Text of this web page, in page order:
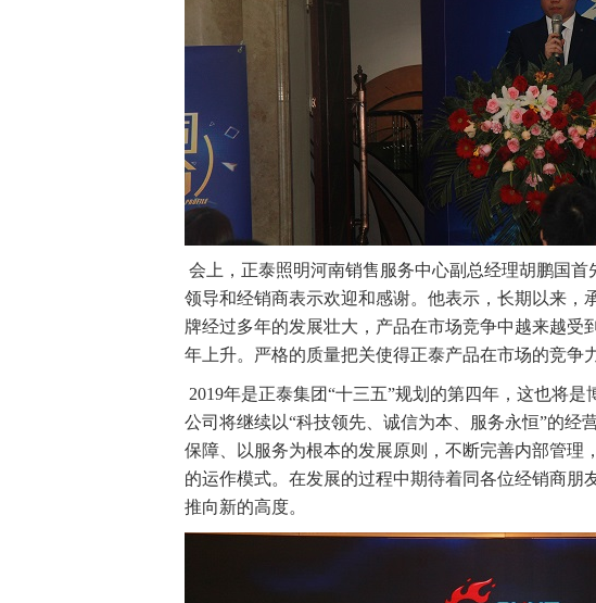
会上，正泰照明河南销售服务中心副总经理胡鹏国
领导和经销商表示欢迎和感谢。他表示，长期以来，
牌经过多年的发展壮大，产品在市场竞争中越来越受
年上升。严格的质量把关使得正泰产品在市场的竞争
2019年是正泰集团“十三五”规划的第四年，这也将
公司将继续以“科技领先、诚信为本、服务永恒”的经
保障、以服务为根本的发展原则，不断完善内部管理
的运作模式。在发展的过程中期待着同各位经销商朋
推向新的高度。